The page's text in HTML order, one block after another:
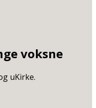
voksne
uKirke.